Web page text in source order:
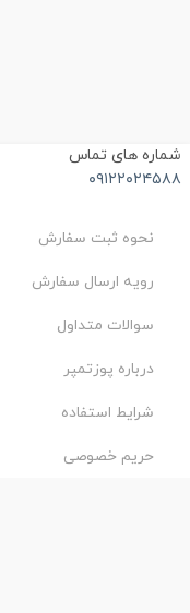
های تماس
نحوه ثبت سفارش
رویه ارسال سفارش
سوالات متداول
درباره پوزتمپر
شرایط استفاده
حریم خصوصی